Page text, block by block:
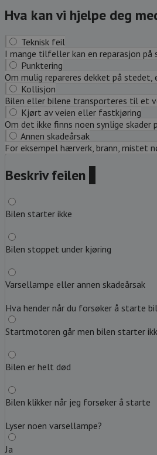
Hva kan vi hjelpe deg
Teknisk feil
I mange tilfeller kan en reparasjon
Punktering
Om mulig repareres dekket på
Kollisjon
Bilen eller bilene transporteres til et
Kjørt av veien eller fastkjøring
Om det ikke finns noen synlige
Annen skadeårsak
For eksempel hærverk, brann, mistet
Beskriv feilen
Bilen starter ikke
Bilen stoppet under kjøring
Varsellampe eller annen skadeårsak
Hva hender når du forsøker å starte
Startmotoren går men bilen starter
Bilen er helt død
Bilen klikker når jeg forsøker å starte
Lyser noen varsellampe?
Ja